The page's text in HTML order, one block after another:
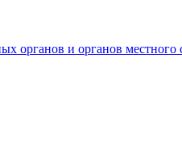
органов и органов